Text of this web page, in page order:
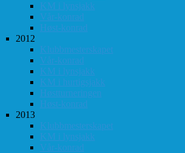
KM i lynsjakk
Vår-konrad
Høst-konrad
2012
Klubbmesterskapet
Vår-konrad
KM i lynsjakk
KM i hurtigsjakk
Høstturneringen
Høst-konrad
2013
Klubbmesterskapet
KM i lynsjakk
Vår-konrad